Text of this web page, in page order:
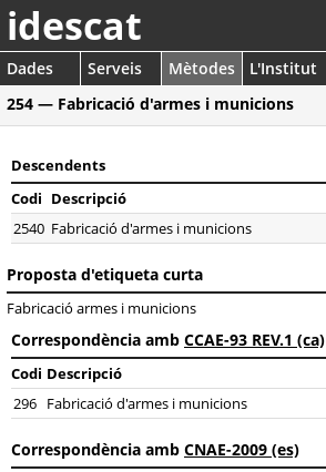
idescat
Dades Serveis Mètodes
L'Institut
254 — Fabricació d'armes i municions
Descendents
Codi Descripció
2540 Fabricació d'armes i municions
Proposta d'etiqueta curta
Fabricació armes i municions
Correspondència amb CCAE-93 REV.1 (ca)
Codi Descripció
296 Fabricació d'armes i municions
Correspondència amb CNAE-2009 (es)